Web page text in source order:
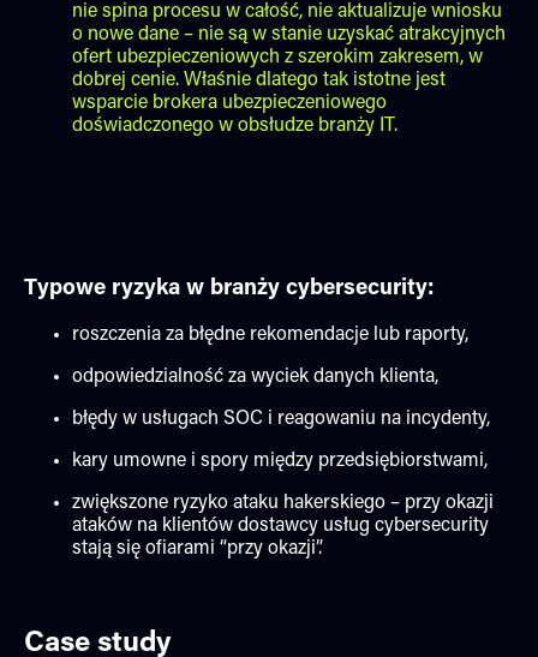
nie spina procesu w całość, nie aktualizuje wniosku
o nowe dane – nie są w stanie uzyskać atrakcyjnych
ofert ubezpieczeniowych z szerokim zakresem, w
dobrej cenie. Właśnie dlatego tak istotne jest
wsparcie brokera ubezpieczeniowego
doświadczonego w obsłudze branży IT.
Typowe ryzyka w branży cybersecurity:
roszczenia za błędne rekomendacje lub raporty,
odpowiedzialność za wyciek danych klienta,
błędy w usługach SOC i reagowaniu na incydenty,
kary umowne i spory między przedsiębiorstwami,
zwiększone ryzyko ataku hakerskiego – przy okazji
ataków na klientów dostawcy usług cybersecurity
stają się ofiarami “przy okazji”.
Case study